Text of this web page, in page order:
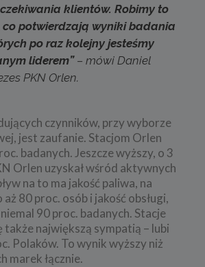
klientów. Robimy to
co potwierdzają wyniki badania
po raz kolejny jesteśmy
liderem” – mówi Daniel
PKN Orlen.
czynników, przy wyborze
jest zaufanie. Stacjom Orlen
badanych. Jeszcze wyższy, o 3
Orlen uzyskał wśród aktywnych
na to ma jakość paliwa, na
80 proc. osób i jakość obsługi,
90 proc. badanych. Stacje
także największą sympatią – lubi
Polaków. To wynik wyższy niż
marek łącznie.